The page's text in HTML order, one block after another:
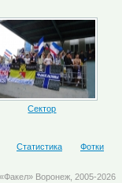
Сектор
Статистика Фотки
Воронеж, 2005-2026